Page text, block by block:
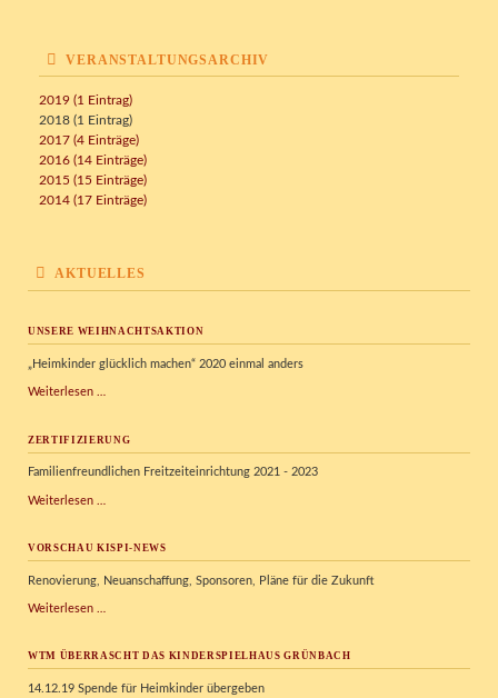
VERANSTALTUNGSARCHIV
2019 (1 Eintrag)
2018 (1 Eintrag)
2017 (4 Einträge)
2016 (14 Einträge)
2015 (15 Einträge)
2014 (17 Einträge)
AKTUELLES
UNSERE WEIHNACHTSAKTION
„Heimkinder glücklich machen“ 2020 einmal anders
Weiterlesen …
ZERTIFIZIERUNG
Familienfreundlichen Freitzeiteinrichtung 2021 - 2023
Weiterlesen …
VORSCHAU KISPI-NEWS
Renovierung, Neuanschaffung, Sponsoren, Pläne für die Zukunft
Weiterlesen …
WTM ÜBERRASCHT DAS KINDERSPIELHAUS GRÜNBACH
14.12.19 Spende für Heimkinder übergeben